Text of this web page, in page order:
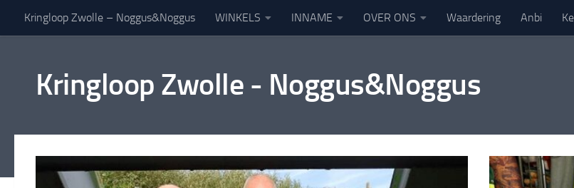
Doorgaan naar inhoud
Kringloop Zwolle – Noggus&Noggus WINKELS INNAME OVER ONS Waardering Anbi
Kringloop Zwolle - Noggus&Noggus